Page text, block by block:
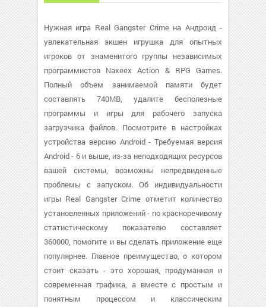
Нужная игра Real Gangster Crime на Андроид -
увлекательная экшен игрушка для опытных
игроков от знаменитого группы независимых
программистов Naxeex Action & RPG Games.
Полный объем занимаемой памяти будет
составлять 740MB, удалите бесполезные
программы и игры для рабочего запуска
загрузчика файлов. Посмотрите в настройках
устройства версию Android - Требуемая версия
Android - 6 и выше, из-за неподходящих ресурсов
вашей системы, возможны непредвиденные
проблемы с запуском. Об индивидуальности
игры Real Gangster Crime отметит количество
установленных приложений - по красноречивому
статистическому показателю составляет
360000, помогите и вы сделать приложение еще
популярнее. Главное преимущество, о котором
стоит сказать - это хорошая, продуманная и
современная графика, а вместе с простым и
понятным процессом и классическим